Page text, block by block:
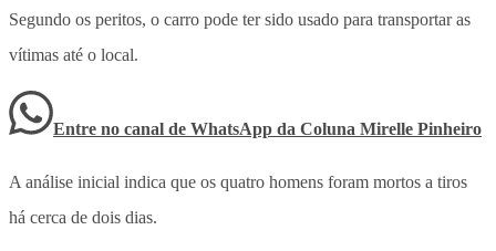
Segundo os peritos, o carro pode ter sido usado para transportar as
vítimas até o local.
Entre no canal de WhatsApp da Coluna Mirelle Pinheiro
A análise inicial indica que os quatro homens foram mortos a tiros
há cerca de dois dias.